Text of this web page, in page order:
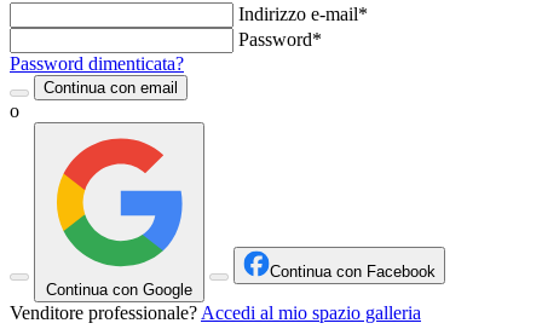
Indirizzo e-mail*
Password*
Password dimenticata?
Continua con email
o
Continua con Google
Continua con Facebook
Venditore professionale? Accedi al mio spazio galleria